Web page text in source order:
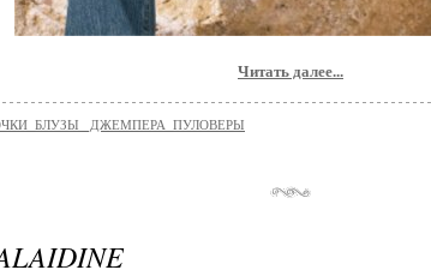
Читать далее...
_ДЖЕМПЕРА_ПУЛОВЕРЫ